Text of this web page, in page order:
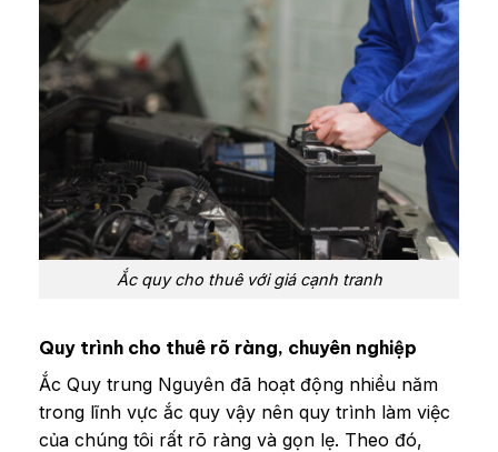
Ắc quy cho thuê với giá cạnh tranh
Quy trình cho thuê rõ ràng, chuyên nghiệp
Ắc Quy trung Nguyên đã hoạt động nhiều năm
trong lĩnh vực ắc quy vậy nên quy trình làm việc
của chúng tôi rất rõ ràng và gọn lẹ. Theo đó,